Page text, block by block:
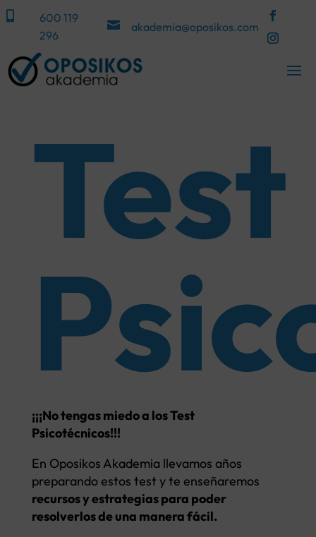
600 119
296
 akademia@oposikos.com
Test
¡¡¡No tengas miedo a los Test
Psicotécnicos!!!
En Oposikos Akademia llevamos años
preparando estos test y te enseñaremos
recursos y estrategias para poder
resolverlos de una manera fácil.